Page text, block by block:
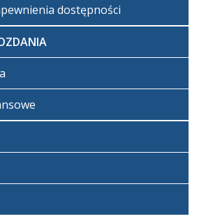
lipiec
07:40
Super
dostępności